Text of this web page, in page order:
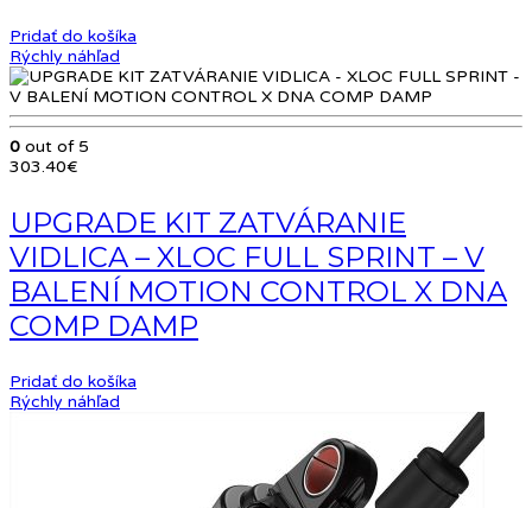
Pridať do košíka
Rýchly náhľad
0 out of 5
303.40€
UPGRADE KIT ZATVÁRANIE
VIDLICA – XLOC FULL SPRINT – V
BALENÍ MOTION CONTROL X DNA
COMP DAMP
Pridať do košíka
Rýchly náhľad